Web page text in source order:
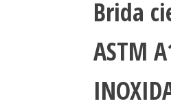
Brida
ASTM